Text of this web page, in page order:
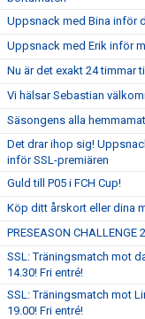
Uppsnack med Bina inför
Uppsnack med Erik inför
Nu är det exakt 24 timmar
Vi hälsar Sebastian
Säsongens alla
Det drar ihop sig!
inför SSL-premiären
Guld till P05 i FCH Cup!
Köp ditt årskort eller dina
PRESEASON CHALLENGE
SSL: Träningsmatch mot
14.30! Fri entré!
SSL: Träningsmatch mot
19.00! Fri entré!